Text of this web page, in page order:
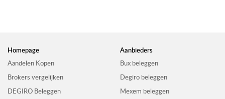
Homepage
Aandelen Kopen
Brokers vergelijken
DEGIRO Beleggen
Aanbieders
Bux beleggen
Degiro beleggen
Mexem beleggen